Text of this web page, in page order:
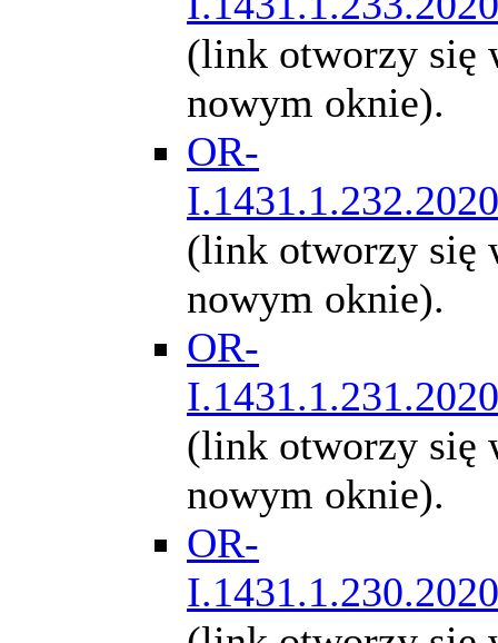
(link otworzy się
nowym oknie).
OR-
I.1431.1.232.2020
(link otworzy się
nowym oknie).
OR-
I.1431.1.231.2020
(link otworzy się
nowym oknie).
OR-
I.1431.1.230.2020